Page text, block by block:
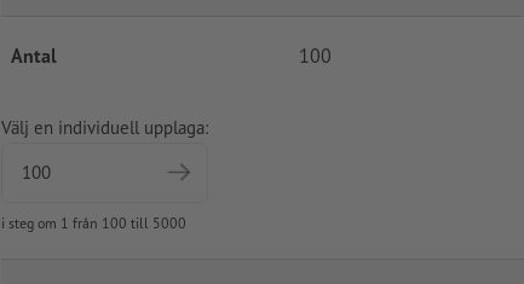
Antal 100
Välj en individuell upplaga:
i steg om 1 från 100 till 5000